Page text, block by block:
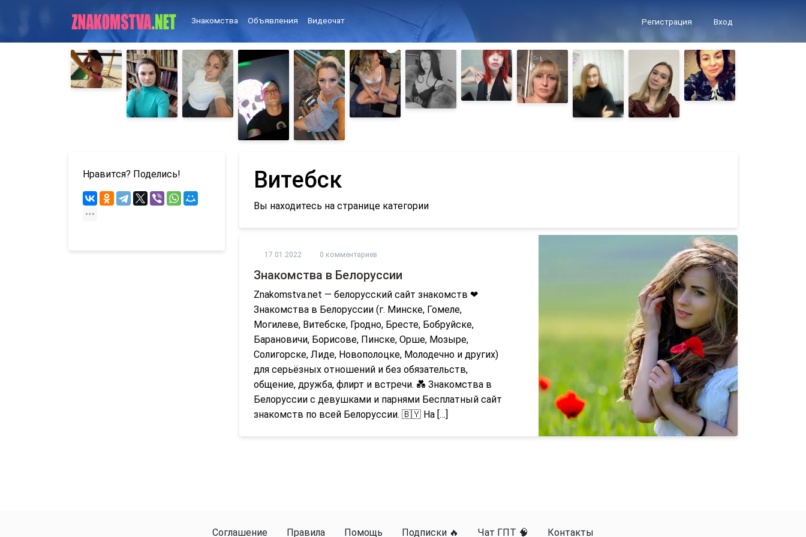
Знакомства Объявления Видеочат Регистрация Вход
Витебск
Вы находитесь на странице категории
17.01.2022 0 комментариев
Знакомства в Белоруссии
Znakomstva.net — белорусский сайт знакомств ❤
Знакомства в Белоруссии (г. Минске, Гомеле,
Могилеве, Витебске, Гродно, Бресте, Бобруйске,
Барановичи, Борисове, Пинске, Орше, Мозыре,
Солигорске, Лиде, Новополоцке, Молодечно и других)
для серьёзных отношений и без обязательств,
общение, дружба, флирт и встречи. 💑 Знакомства в
Белоруссии с девушками и парнями Бесплатный сайт
знакомств по всей Белоруссии. 🇧🇾 На […]
Нравится? Поделись!
Соглашение Правила Помощь Подписки 🔥 Чат ГПТ 🧠 Контакты